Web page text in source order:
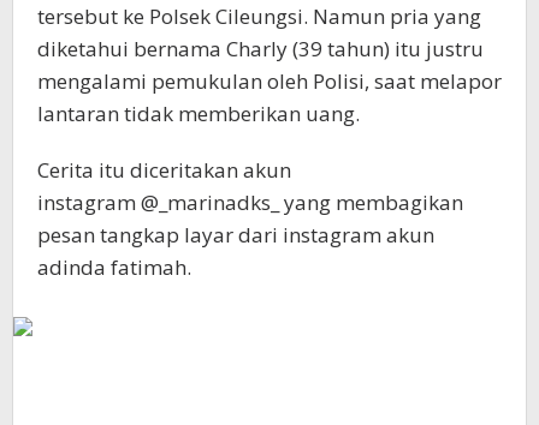
tersebut ke Polsek Cileungsi. Namun pria yang
diketahui bernama Charly (39 tahun) itu justru
mengalami pemukulan oleh Polisi, saat melapor
lantaran tidak memberikan uang.
Cerita itu diceritakan akun
instagram @_marinadks_ yang membagikan
pesan tangkap layar dari instagram akun
adinda fatimah.